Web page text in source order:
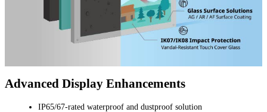
Advanced Display Enhancements
IP65/67-rated waterproof and dustproof solution